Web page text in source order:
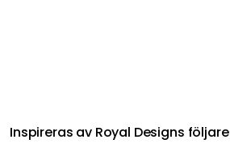
Inspireras av Royal Designs följare